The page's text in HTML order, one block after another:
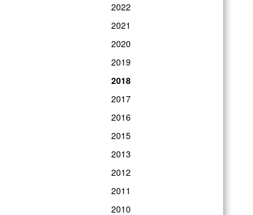
2022
2021
2020
2019
2018
2017
2016
2015
2013
2012
2011
2010